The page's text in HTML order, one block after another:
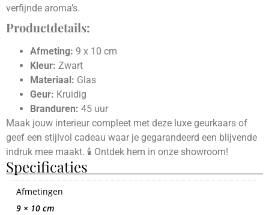
verfijnde aroma’s.
Productdetails:
Afmeting: 9 x 10 cm
Kleur: Zwart
Materiaal: Glas
Geur: Kruidig
Branduren: 45 uur
Maak jouw interieur compleet met deze luxe geurkaars of
geef een stijlvol cadeau waar je gegarandeerd een blijvende
indruk mee maakt. 🕯️ Ontdek hem in onze showroom!
Specificaties
Afmetingen
9 × 10 cm